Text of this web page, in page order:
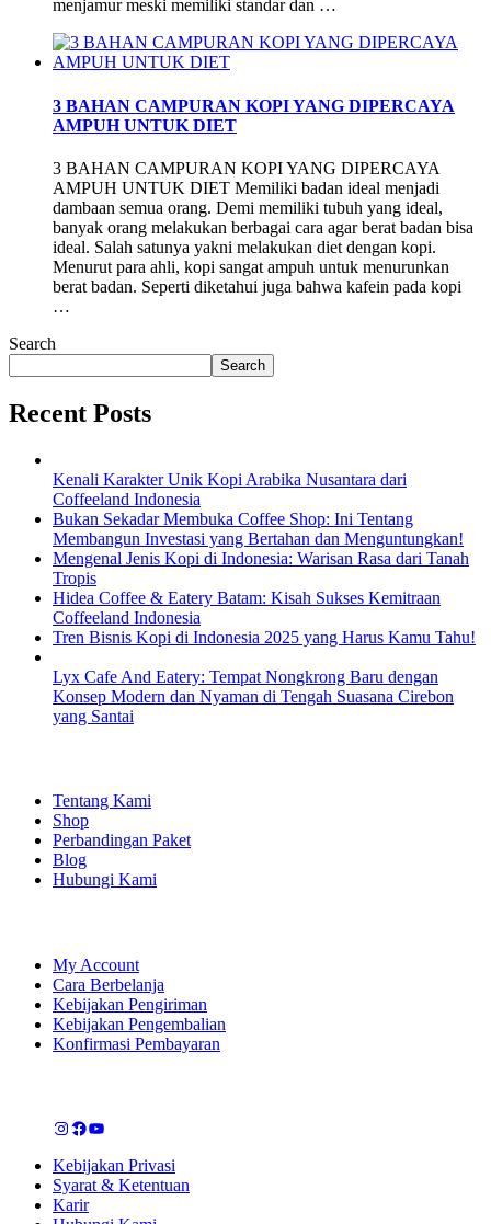
menjamur meski memiliki standar dan …
3 BAHAN CAMPURAN KOPI YANG DIPERCAYA
AMPUH UNTUK DIET
3 BAHAN CAMPURAN KOPI YANG DIPERCAYA
AMPUH UNTUK DIET Memiliki badan ideal menjadi
dambaan semua orang. Demi memiliki tubuh yang ideal,
banyak orang melakukan berbagai cara agar berat badan bisa
ideal. Salah satunya yakni melakukan diet dengan kopi.
Menurut para ahli, kopi sangat ampuh untuk menurunkan
berat badan. Seperti diketahui juga bahwa kafein pada kopi
…
Search
Search
Recent Posts
Kenali Karakter Unik Kopi Arabika Nusantara dari
Coffeeland Indonesia
Bukan Sekadar Membuka Coffee Shop: Ini Tentang
Membangun Investasi yang Bertahan dan Menguntungkan!
Mengenal Jenis Kopi di Indonesia: Warisan Rasa dari Tanah
Tropis
Hidea Coffee & Eatery Batam: Kisah Sukses Kemitraan
Coffeeland Indonesia
Tren Bisnis Kopi di Indonesia 2025 yang Harus Kamu Tahu!
Lyx Cafe And Eatery: Tempat Nongkrong Baru dengan
Konsep Modern dan Nyaman di Tengah Suasana Cirebon
yang Santai
Tentang Kami
Shop
Perbandingan Paket
Blog
Hubungi Kami
My Account
Cara Berbelanja
Kebijakan Pengiriman
Kebijakan Pengembalian
Konfirmasi Pembayaran
Kebijakan Privasi
Syarat & Ketentuan
Karir